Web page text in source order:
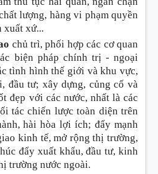
lượng, hàng vi phạm quyền
xuất xứ...
chủ trì, phối hợp các cơ quan
biện pháp chính trị - ngoại
tình hình thế giới và khu vực,
đầu tư; xây dựng, củng cố và
đẹp với các nước, nhất là các
tác chiến lược toàn diện trên
hài hòa lợi ích; đẩy mạnh
kinh tế, mở rộng thị trường,
đẩy xuất khẩu, đầu tư, kinh
trường nước ngoài.